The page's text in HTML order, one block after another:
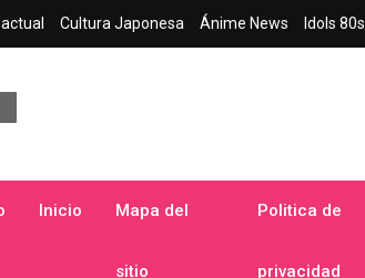
Cultura Japonesa Ánime News Idols 80s
Inicio Mapa del
sitio
Politica de
privacidad